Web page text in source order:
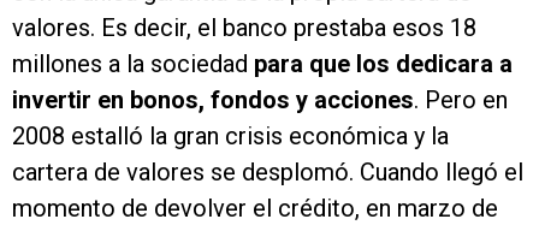
valores. Es decir, el banco prestaba esos 18
millones a la sociedad para que los dedicara a
invertir en bonos, fondos y acciones. Pero en
2008 estalló la gran crisis económica y la
cartera de valores se desplomó. Cuando llegó el
momento de devolver el crédito, en marzo de